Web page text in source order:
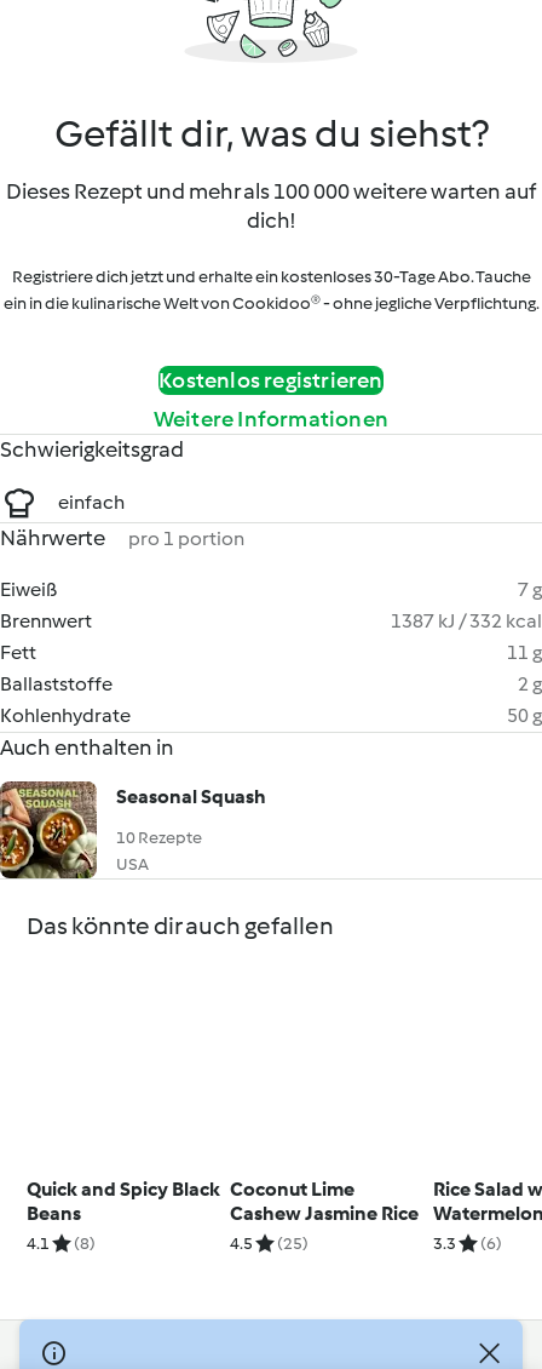
Gefällt dir, was du siehst?
Dieses Rezept und mehr als 100 000 weitere warten auf
dich!
Registriere dich jetzt und erhalte ein kostenloses 30-Tage Abo. Tauche
ein in die kulinarische Welt von Cookidoo® - ohne jegliche Verpflichtung.
Kostenlos registrieren
Weitere Informationen
Schwierigkeitsgrad
einfach
Nährwerte pro 1 portion
Eiweiß
7 g
Brennwert
1387 kJ / 332 kcal
Fett
11 g
Ballaststoffe
2 g
Kohlenhydrate
50 g
Auch enthalten in
Seasonal Squash
10 Rezepte
USA
Das könnte dir auch gefallen
Quick and Spicy Black
Beans
4.1 (8)
Coconut Lime
Cashew Jasmine Rice
4.5 (25)
Rice Salad
Mozzarella
3.3 (6)
© Copyright 2026